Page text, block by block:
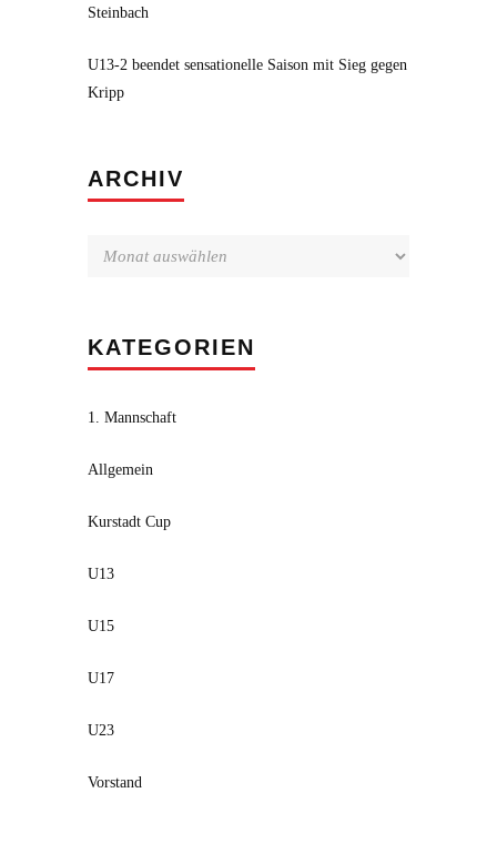
Steinbach
U13-2 beendet sensationelle Saison mit Sieg gegen
Kripp
ARCHIV
KATEGORIEN
1. Mannschaft
Allgemein
Kurstadt Cup
U13
U15
U17
U23
Vorstand